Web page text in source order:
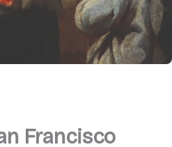
Francisco